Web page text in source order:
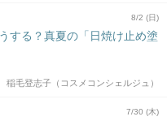
8/2 (日)
する？真夏の「日焼け止め塗
稲毛登志子（コスメコンシェルジュ）
7/30 (木)